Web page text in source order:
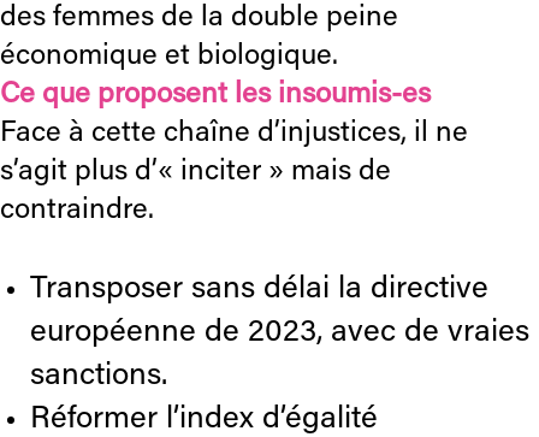
des femmes de la double peine
économique et biologique.
Ce que proposent les insoumis-es
Face à cette chaîne d’injustices, il ne
s’agit plus d’« inciter » mais de
contraindre.
Transposer sans délai la directive
européenne de 2023, avec de vraies
sanctions.
Réformer l’index d’égalité